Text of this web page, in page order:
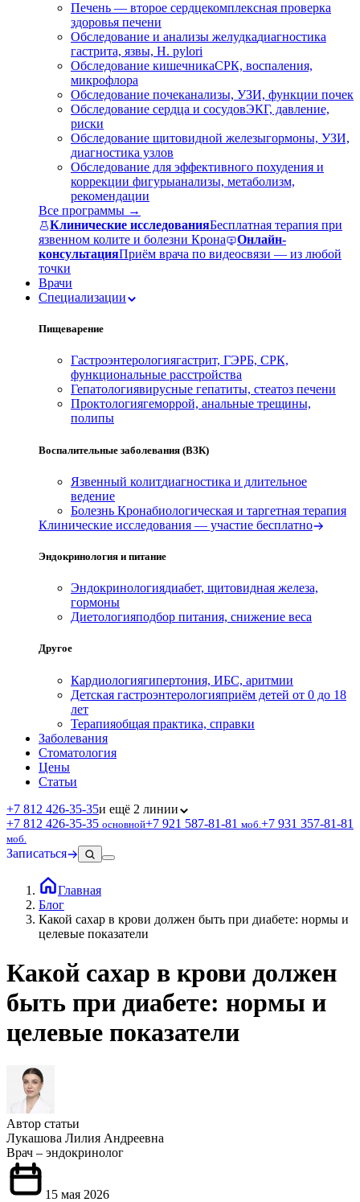
Печень — второе сердцекомплексная проверка
здоровья печени
Обследование и анализы желудкадиагностика
гастрита, язвы, H. pylori
Обследование кишечникаСРК, воспаления,
микрофлора
Обследование почеканализы, УЗИ, функции почек
Обследование сердца и сосудовЭКГ, давление,
риски
Обследование щитовидной железыгормоны, УЗИ,
диагностика узлов
Обследование для эффективного похудения и
коррекции фигурыанализы, метаболизм,
рекомендации
Все программы →
Клинические исследованияБесплатная терапия при
язвенном колите и болезни Крона
Онлайн-
консультацияПриём врача по видеосвязи — из любой
точки
Врачи
Специализации
Пищеварение
Гастроэнтерологиягастрит, ГЭРБ, СРК,
функциональные расстройства
Гепатологиявирусные гепатиты, стеатоз печени
Проктологиягеморрой, анальные трещины,
полипы
Воспалительные заболевания (ВЗК)
Язвенный колитдиагностика и длительное
ведение
Болезнь Кронабиологическая и таргетная терапия
Клинические исследования — участие бесплатно
Эндокринология и питание
Эндокринологиядиабет, щитовидная железа,
гормоны
Диетологияподбор питания, снижение веса
Другое
Кардиологиягипертония, ИБС, аритмии
Детская гастроэнтерологияприём детей от 0 до 18
лет
Терапияобщая практика, справки
Заболевания
Стоматология
Цены
Статьи
+7 812 426‑35‑35и ещё 2 линии
+7 812 426‑35‑35 основной+7 921 587‑81‑81 моб. +7 931 357‑81‑81
моб.
Записаться
Главная
Блог
Какой сахар в крови должен быть при диабете: нормы и
целевые показатели
Какой сахар в крови должен
быть при диабете: нормы и
целевые показатели
Автор статьи
Лукашова Лилия Андреевна
Врач – эндокринолог
15 мая 2026